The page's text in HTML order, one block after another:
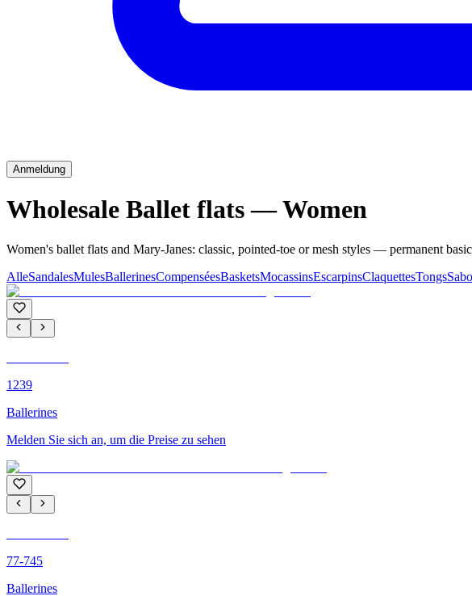
Anmeldung
Wholesale Ballet flats — Women
Women's ballet flats and Mary-Janes: classic, pointed-toe or mesh styles — permanent
AlleSandalesMulesBallerinesCompenséesBasketsMocassinsEscarpinsClaquettesTongs
1239
Ballerines
Melden Sie sich an, um die Preise zu sehen
77-745
Ballerines